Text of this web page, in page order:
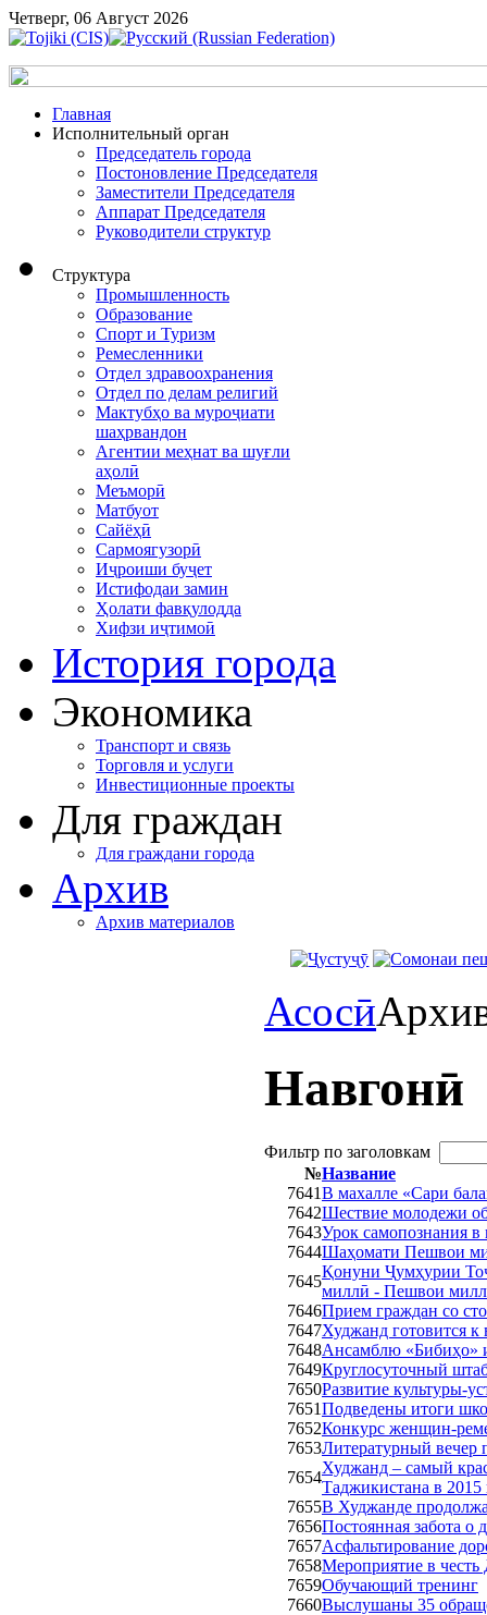
Четверг, 06 Август 2026
Главная
Исполнительный орган
Председатель города
Постоновление Председателя
Заместители Председателя
Аппарат Председателя
Руководители структур
Структура
Промышленность
Образование
Спорт и Туризм
Ремесленники
Отдел здравоохранения
Отдел по делам религий
Мактубҳо ва муроҷиати
шаҳрвандон
Агентии меҳнат ва шуғли
аҳолӣ
Меъморӣ
Матбуот
Сайёҳӣ
Сармоягузорӣ
Иҷроиши буҷет
Истифодаи замин
Ҳолати фавқулодда
Хифзи иҷтимоӣ
История города
Экономика
Транспорт и связь
Торговля и услуги
Инвестиционные проекты
Для граждан
Для граждани города
Архив
Архив материалов
Асосӣ
Навгонӣ
Фильтр по заголовкам
№Название
7641В махалле «Сари
7642Шествие молодежи
7643Урок самопознания
7644Шаҳомати Пешвои
7645
Қонуни Ҷумҳурии
миллӣ - Пешвои
7646Прием граждан со
7647Худжанд готовится к
7648Ансамблю «Бибиҳо»
7649Круглосуточный
7650Развитие культуры-
7651Подведены итоги
7652Конкурс женщин-
7653Литературный вечер
7654
Худжанд – самый
Таджикистана в 2015
7655В Худжанде
7656Постоянная забота о
7657Асфальтирование
7658Мероприятие в
7659Обучающий тренинг
7660Выслушаны 35